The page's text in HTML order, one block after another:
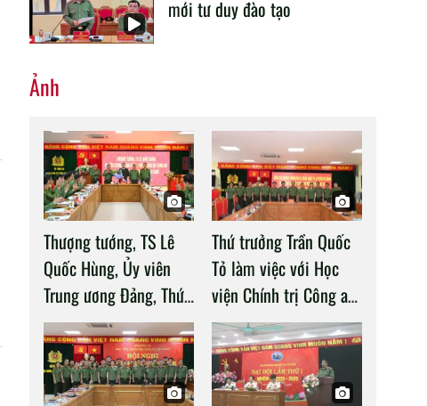
mới tư duy đào tạo
Ảnh
Thượng tướng, TS Lê
Quốc Hùng, Ủy viên
Trung ương Đảng, Thứ
trưởng Bộ Công an làm
việc với Học viện
Chính trị Công an nhân
Thứ trưởng Trần Quốc
Tỏ làm việc với Học
viện Chính trị Công an
nhân dân